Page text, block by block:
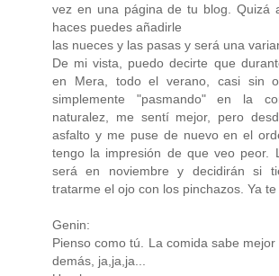
vez en una página de tu blog. Quizá
haces puedes añadirle
las nueces y las pasas y será una
De mi vista, puedo decirte que
en Mera, todo el verano, casi sin
simplemente "pasmando" en la
naturalez, me sentí mejor, pero
asfalto y me puse de nuevo en el
tengo la impresión de que veo peor.
será en noviembre y decidirán si
tratarme el ojo con los pinchazos. Ya te
Genin:
Pienso como tú. La comida sabe
demás, ja,ja,ja...